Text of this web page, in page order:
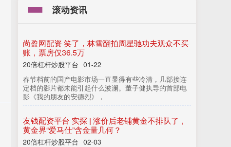
滚动资讯
尚盈网配资 笑了，林雪翻拍周星驰功夫观众不买
账，票房仅36.5万
20倍杠杆炒股平台 01-22
春节档前的国产电影市场一直显得有些冷清，几部接连
定档的影片都未能引起什么波澜。董子健执导的首部电
影《我的朋友的安德烈》，
友钱配资平台 实探 | 涨价后老铺黄金不排队了，
黄金界“爱马仕”含金量几何？
20倍杠杆炒股平台 02-03